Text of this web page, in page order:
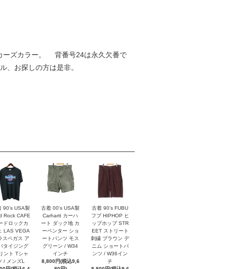
ーズカラー。 背番号24は永久欠番で
お探しの方は是非。
90’s USA製
Rock CAFE
ドロックカ
LAS VEGA
スベガス ア
タイジング
ント Tシャ
/ メンズL
古着 00's USA製
Carhartt カーハ
ート ダック地 カ
ーペンター ショ
ートパンツ モス
グリーン / W34
インチ
8,800円(税込9,6
古着 90’s FUBU
フブ HIPHOP ヒ
ップホップ STR
EET ストリート
刺繍 ブラウン デ
ニム ショートパ
ンツ / W36イン
チ